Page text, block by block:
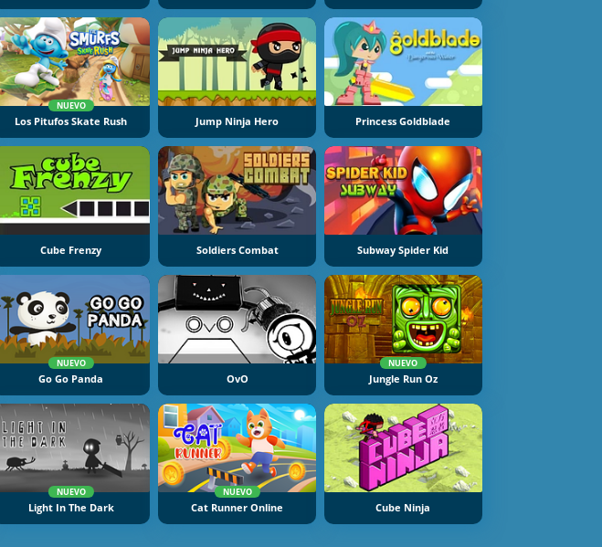
NUEVO
Los Pitufos Skate Rush Jump Ninja Hero Princess Goldblade
Cube Frenzy Soldiers Combat Subway Spider Kid
NUEVO
Go Go Panda OvO
NUEVO
Jungle Run Oz
NUEVO
Light In The Dark
NUEVO
Cat Runner Online Cube Ninja